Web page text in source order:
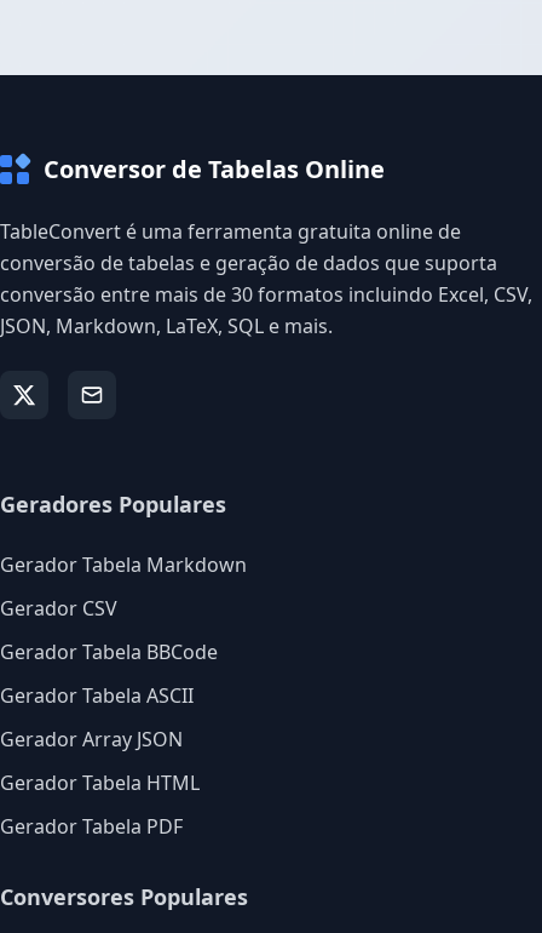
Conversor de Tabelas Online
TableConvert é uma ferramenta gratuita online de
conversão de tabelas e geração de dados que suporta
conversão entre mais de 30 formatos incluindo Excel, CSV,
JSON, Markdown, LaTeX, SQL e mais.
Geradores Populares
Gerador Tabela Markdown
Gerador CSV
Gerador Tabela BBCode
Gerador Tabela ASCII
Gerador Array JSON
Gerador Tabela HTML
Gerador Tabela PDF
Conversores Populares